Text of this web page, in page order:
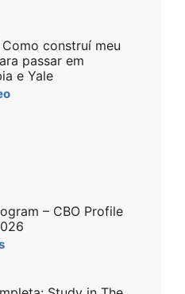
construí meu
passar em
e Yale
– CBO Profile